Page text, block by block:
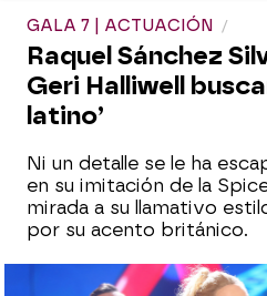
GALA 7 | ACTUACIÓN
Raquel Sánchez
Geri Halliwell
latino’
Ni un detalle se le ha
en su imitación de la
mirada a su llamativo
por su acento británico.
Crónica: Triunfo de